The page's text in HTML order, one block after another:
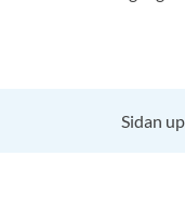
Sidan